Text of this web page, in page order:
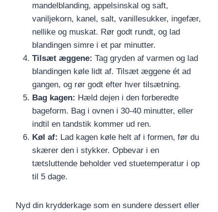
mandelblanding, appelsinskal og saft,
vaniljekorn, kanel, salt, vanillesukker, ingefær,
nellike og muskat. Rør godt rundt, og lad
blandingen simre i et par minutter.
Tilsæt æggene: Tag gryden af varmen og lad
blandingen køle lidt af. Tilsæt æggene ét ad
gangen, og rør godt efter hver tilsætning.
Bag kagen: Hæld dejen i den forberedte
bageform. Bag i ovnen i 30-40 minutter, eller
indtil en tandstik kommer ud ren.
Køl af: Lad kagen køle helt af i formen, før du
skærer den i stykker. Opbevar i en
tætsluttende beholder ved stuetemperatur i op
til 5 dage.
Nyd din krydderkage som en sundere dessert eller